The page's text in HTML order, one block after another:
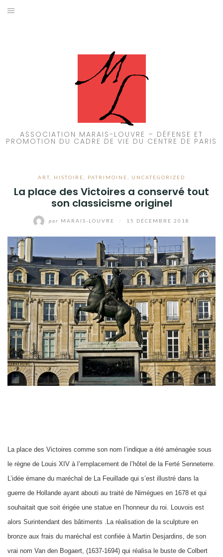
Aller
ASSOCIATION MARAIS-LOUVRE – DÉFENSE ET
PROMOTION DU CADRE DE VIE DU CENTRE DE PARIS
ART HISTOIRE PATRIMOINE UNCATEGORIZED
La place des Victoires a conservé tout
son classicisme originel
par MARAIS-LOUVRE 15 DÉCEMBRE 2018
La place des Victoires comme son nom l’indique a été aménagée sous
le règne de Louis XIV à l’emplacement de l’hôtel de la Ferté Senneterre.
L’idée émane du maréchal de La Feuillade qui s’est illustré dans la
guerre de Hollande ayant abouti au traité de Nimégues en 1678 et qui
souhaitait que soit érigée une statue en l’honneur du roi. Louvois est
alors Surintendant des bâtiments .La réalisation de la sculpture en
bronze aux frais du maréchal est confiée à Martin Desjardins, de son
vrai nom Van den Bogaert, (1637-1694) qui réalisa le buste de Colbert